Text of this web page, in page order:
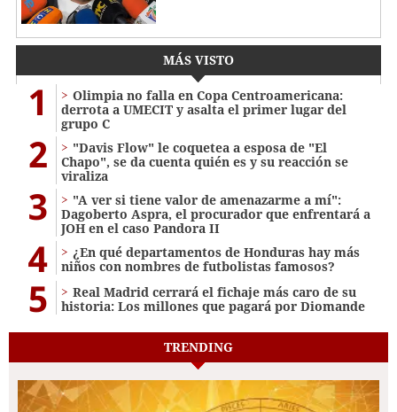
MÁS VISTO
1
Olimpia no falla en Copa Centroamericana:
derrota a UMECIT y asalta el primer lugar del
grupo C
2
"Davis Flow" le coquetea a esposa de "El
Chapo", se da cuenta quién es y su reacción se
viraliza
3
"A ver si tiene valor de amenazarme a mí":
Dagoberto Aspra, el procurador que enfrentará a
JOH en el caso Pandora II
4
¿En qué departamentos de Honduras hay más
niños con nombres de futbolistas famosos?
5
Real Madrid cerrará el fichaje más caro de su
historia: Los millones que pagará por Diomande
TRENDING